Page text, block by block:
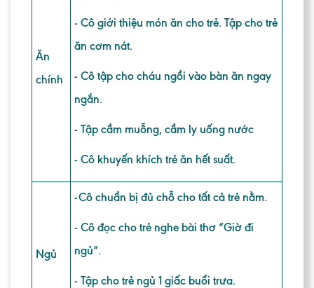
Ăn
chính
- Cô giới thiệu món ăn cho trẻ. Tập cho trẻ
ăn cơm nát.
- Cô tập cho cháu ngồi vào bàn ăn ngay
ngắn.
- Tập cầm muỗng, cầm ly uống nước
- Cô khuyến khích trẻ ăn hết suất.
Ngủ
-Cô chuẩn bị đủ chỗ cho tất cả trẻ nằm.
- Cô đọc cho trẻ nghe bài thơ “Giờ đi
ngủ”.
- Tập cho trẻ ngủ 1 giấc buổi trưa.